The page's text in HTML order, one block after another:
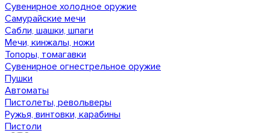
Сувенирное холодное оружие
Самурайские мечи
Сабли, шашки, шпаги
Мечи, кинжалы, ножи
Топоры, томагавки
Сувенирное огнестрельное оружие
Пушки
Автоматы
Пистолеты, револьверы
Ружья, винтовки, карабины
Пистоли